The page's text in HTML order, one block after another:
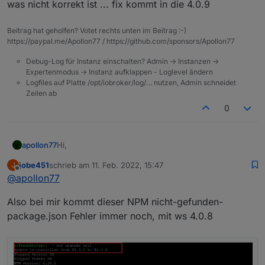
2022-02-11 15:50:13.241  - info:
wobei ich dann in einen loop laufe:
Wenn ich das bestätige:
was nicht korrekt ist ... fix kommt in die 4.0.9
Beitrag hat geholfen? Votet rechts unten im Beitrag :-)
https://paypal.me/Apollon77 / https://github.com/sponsors/Apollon77
Debug-Log für Instanz einschalten? Admin -> Instanzen ->
Expertenmodus -> Instanz aufklappen - Loglevel ändern
Logfiles auf Platte /opt/iobroker/log/… nutzen, Admin schneidet
Zeilen ab
0
apollon77Hi,
die NPM package.json nicht gefunden Fehler
werden in der kommenden 4.0.6 behoben sein
J
Offline
jobe451schrieb am 11. Feb. 2022, 15:47
zuletzt editiert von
@apollon77
Also bei mir kommt dieser NPM nicht-gefunden-
package.json Fehler immer noch, mit ws 4.0.8